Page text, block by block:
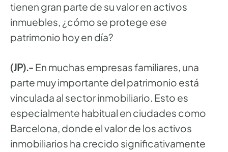
tienen gran parte de su valor en activos
inmuebles, ¿cómo se protege ese
patrimonio hoy en día?
(JP).- En muchas empresas familiares, una
parte muy importante del patrimonio está
vinculada al sector inmobiliario. Esto es
especialmente habitual en ciudades como
Barcelona, donde el valor de los activos
inmobiliarios ha crecido significativamente